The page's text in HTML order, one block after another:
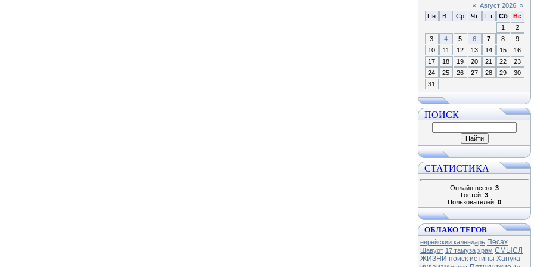
« Август 2026 »
Пн
Вт Ср Чт Пт Сб
Вс
1
2
3
4 5 6 7 8
9
10
11 12 13 14 15
16
17
18 19 20 21 22
23
24
25 26 27 28 29
30
31
ПОИСК
СТАТИСТИКА
Онлайн всего: 3
Гостей: 3
Пользователей: 0
ОБЛАКО ТЕГОВ
еврейский календарь Песах
Шавуот 17 тамуза храм СМЫСЛ
ЖИЗНИ поиск истины Ханука